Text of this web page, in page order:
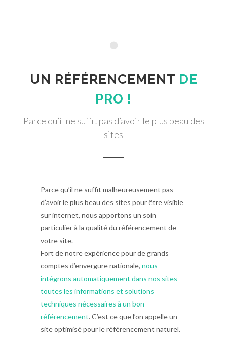
UN RÉFÉRENCEMENT DE
PRO !
Parce qu’il ne suffit pas d’avoir le plus beau des
sites
Parce qu’il ne suffit malheureusement pas
d’avoir le plus beau des sites pour être visible
sur internet, nous apportons un soin
particulier à la qualité du référencement de
votre site.
Fort de notre expérience pour de grands
comptes d’envergure nationale, nous
intégrons automatiquement dans nos sites
toutes les informations et solutions
techniques nécessaires à un bon
référencement. C’est ce que l’on appelle un
site optimisé pour le référencement naturel.